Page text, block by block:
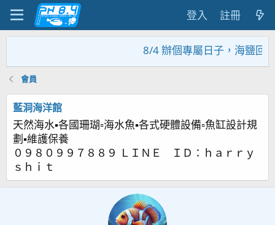
登入 註冊
8/4 辦個專屬日子，海鹽回
會員
藍洞海洋館
天然海水▪各國珊瑚▫海水魚▪各式硬體設備▫魚缸設計規
劃▪維護保養
０９８０９９７８８９ ＬＩＮＥ ＩＤ：ｈａｒｒｙ
ｓｈｉｔ